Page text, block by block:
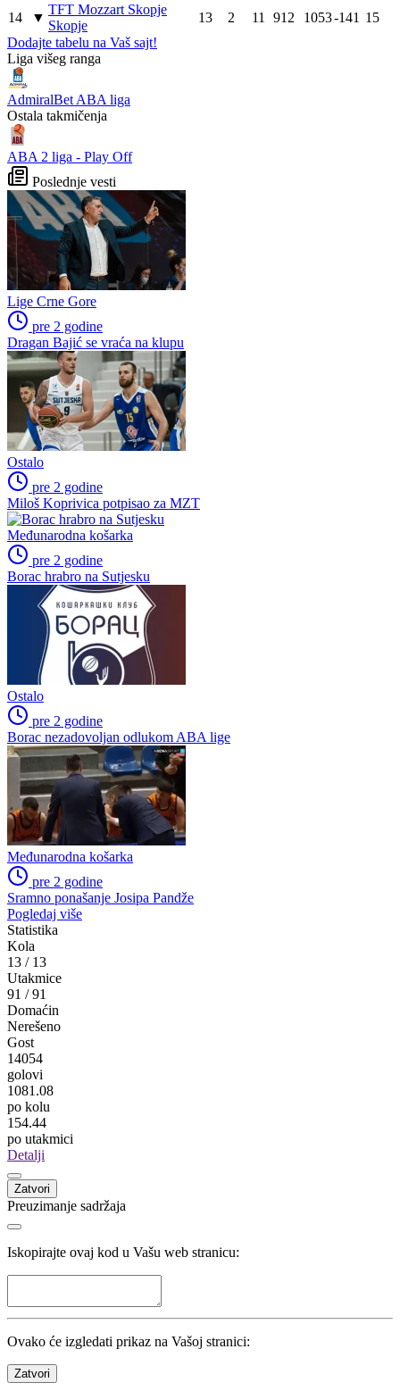
14 ▼
TFT Mozzart Skopje
Skopje
13 2 11 912 1053-141 15
Dodajte tabelu na Vaš sajt!
Liga višeg ranga
AdmiralBet ABA liga
Ostala takmičenja
ABA 2 liga - Play Off
Poslednje vesti
Lige Crne Gore
pre 2 godine
Dragan Bajić se vraća na klupu
Ostalo
pre 2 godine
Miloš Koprivica potpisao za MZT
Međunarodna košarka
pre 2 godine
Borac hrabro na Sutjesku
Ostalo
pre 2 godine
Borac nezadovoljan odlukom ABA lige
Međunarodna košarka
pre 2 godine
Sramno ponašanje Josipa Pandže
Pogledaj više
Statistika
Kola
13 / 13
Utakmice
91 /91
Domaćin
Nerešeno
Gost
14054
golovi
1081.08
po kolu
154.44
po utakmici
Detalji
Zatvori
Preuzimanje sadržaja
Iskopirajte ovaj kod u Vašu web stranicu:
Ovako će izgledati prikaz na Vašoj stranici:
Zatvori